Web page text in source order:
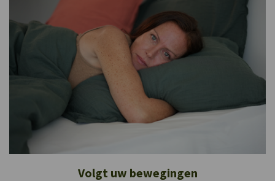
Volgt uw bewegingen